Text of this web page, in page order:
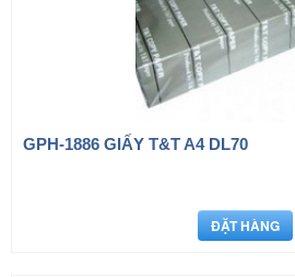
GPH-1886 GIẤY T&T A4 DL70